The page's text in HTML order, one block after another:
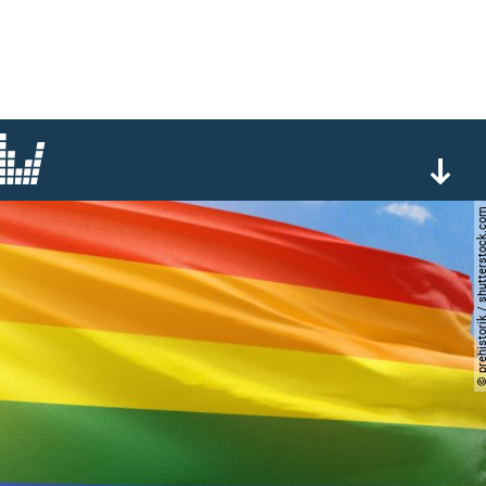
© prehistorik / shutterstock.com